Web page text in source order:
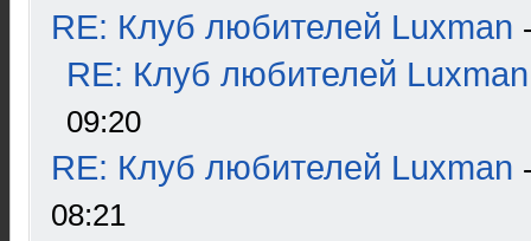
RE: Клуб любителей Luxman
RE: Клуб любителей Luxman
09:20
RE: Клуб любителей Luxman
08:21